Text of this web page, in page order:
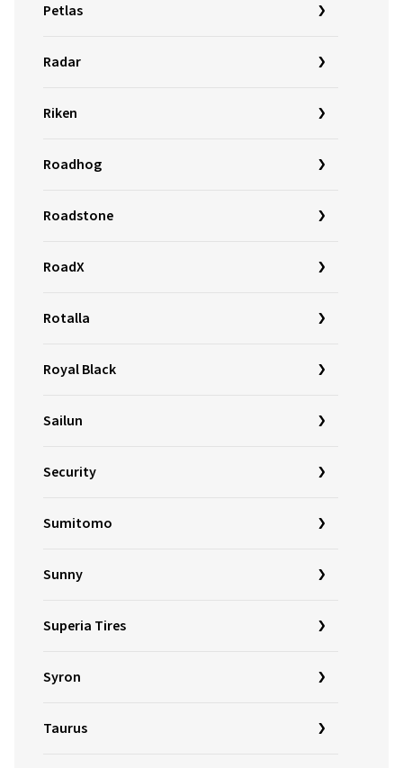
Petlas
Radar
Riken
Roadhog
Roadstone
RoadX
Rotalla
Royal Black
Sailun
Security
Sumitomo
Sunny
Superia Tires
Syron
Taurus